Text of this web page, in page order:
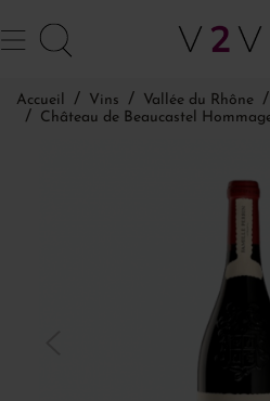
Accueil Vins Vallée du Rhône
Château de Beaucastel